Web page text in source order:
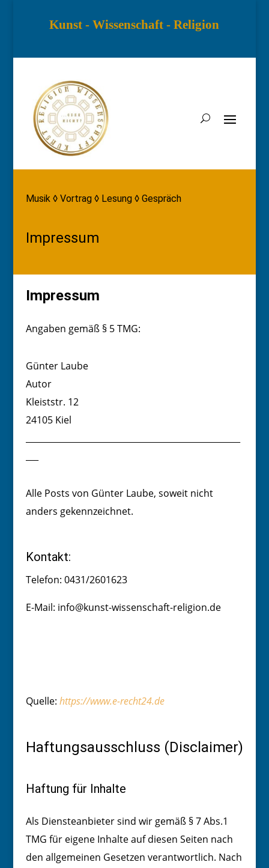
Kunst - Wissenschaft - Religion
Musik ◊ Vortrag ◊ Lesung ◊ Gespräch
Impressum
Impressum
Angaben gemäß § 5 TMG:
Günter Laube
Autor
Kleiststr. 12
24105 Kiel
Alle Posts von Günter Laube, soweit nicht
anders gekennzeichnet.
Kontakt:
Telefon: 0431/2601623
E-Mail: info@kunst-wissenschaft-religion.de
Quelle: https://www.e-recht24.de
Haftungsausschluss (Disclaimer)
Haftung für Inhalte
Als Diensteanbieter sind wir gemäß § 7 Abs.1
TMG für eigene Inhalte auf diesen Seiten nach
den allgemeinen Gesetzen verantwortlich. Nach